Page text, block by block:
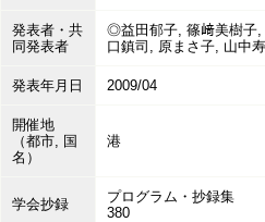
発表者・共
同発表者
◎益田郁子, 篠﨑美樹子,
口鎮司, 原まさ子, 山中寿
発表年月日 2009/04
開催地
（都市, 国
名）
港
学会抄録
プログラム・抄録集
380